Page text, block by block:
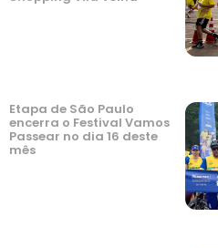
Etapa de São Paulo
encerra o Festival Vamos
Passear no dia 16 deste
mês